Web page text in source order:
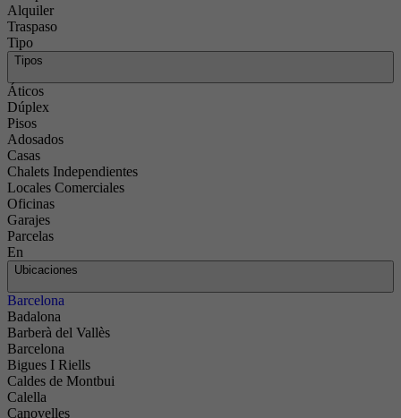
Alquiler
Traspaso
Tipo
Tipos
Áticos
Dúplex
Pisos
Adosados
Casas
Chalets Independientes
Locales Comerciales
Oficinas
Garajes
Parcelas
En
Ubicaciones
Barcelona
Badalona
Barberà del Vallès
Barcelona
Bigues I Riells
Caldes de Montbui
Calella
Canovelles